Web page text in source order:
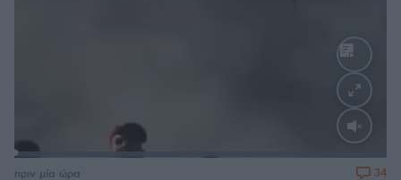
Loaded
πριν μία ώρα 34